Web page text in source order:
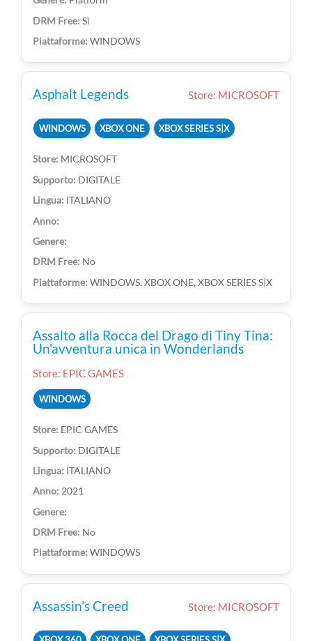
Sì
WINDOWS
Asphalt Legends Store: MICROSOFT
WINDOWS XBOX ONE XBOX SERIES S|X
MICROSOFT
DIGITALE
ITALIANO
No
WINDOWS, XBOX ONE, XBOX SERIES S|X
Assalto alla Rocca del Drago di Tiny Tina:
Un'avventura unica in Wonderlands
Store: EPIC GAMES
WINDOWS
EPIC GAMES
DIGITALE
ITALIANO
2021
No
WINDOWS
Assassin's Creed Store: MICROSOFT